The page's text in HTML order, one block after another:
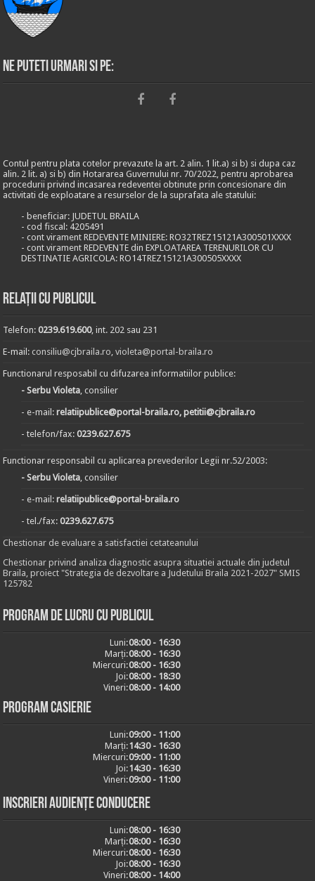
Ne puteti urmari si pe:
Contul pentru plata cotelor prevazute la art. 2 alin. 1 lit.a) si b) si dupa caz
alin. 2 lit. a) si b) din Hotararea Guvernului nr. 70/2022, pentru aprobarea
procedurii privind incasarea redeventei obtinute prin concesionare din
activitati de exploatare a resurselor de la suprafata ale statului:
- beneficiar: JUDETUL BRAILA
- cod fiscal: 4205491
- cont virament REDEVENTE MINIERE: RO32TREZ15121A300501XXXX
- cont virament REDEVENTE din EXPLOATAREA TERENURILOR CU
DESTINATIE AGRICOLA: RO14TREZ15121A300505XXXX
Relații cu publicul
Telefon:0239.619.600, int. 202 sau 231
E-mail:consiliu@cjbraila.ro ,violeta@portal-braila.ro
Functionarul resposabil cu difuzarea informatiilor publice:
- Serbu Violeta , consilier
- e-mail:relatiipublice@portal-braila.ro, petitii@cjbraila.ro
- telefon/fax:0239.627.675
Functionar responsabil cu aplicarea prevederilor Legii nr.52/2003:
- Serbu Violeta , consilier
- e-mail:relatiipublice@portal-braila.ro
- tel./fax:0239.627.675
Chestionar de evaluare a satisfactiei cetateanului
Chestionar privind analiza diagnostic asupra situatiei actuale din judetul
Braila, proiect "Strategia de dezvoltare a Judetului Braila 2021-2027" SMIS
125782
Program de lucru cu publicul
Luni:08:00 - 16:30
Marți:08:00 - 16:30
Miercuri:08:00 - 16:30
Joi:08:00 - 18:30
Vineri:08:00 - 14:00
Program casierie
Luni:09:00 - 11:00
Marți:14:30 - 16:30
Miercuri:09:00 - 11:00
Joi:14:30 - 16:30
Vineri:09:00 - 11:00
Inscrieri audiențe conducere
Luni:08:00 - 16:30
Marți:08:00 - 16:30
Miercuri:08:00 - 16:30
Joi:08:00 - 16:30
Vineri:08:00 - 14:00